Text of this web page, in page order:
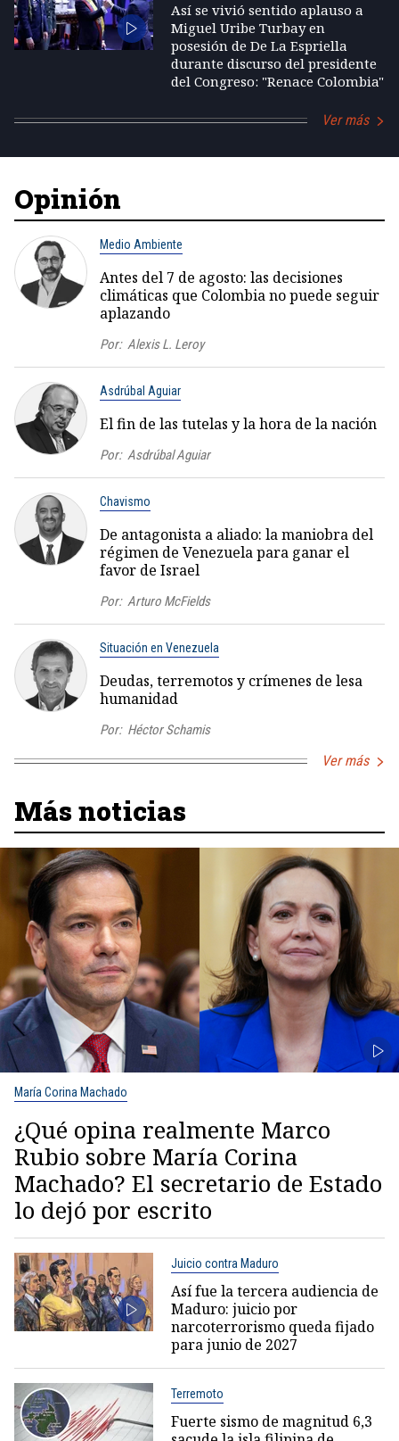
Así se vivió sentido aplauso a
Miguel Uribe Turbay en
posesión de De La Espriella
durante discurso del presidente
del Congreso: "Renace Colombia"
Ver más
Opinión
Medio Ambiente
Antes del 7 de agosto: las decisiones
climáticas que Colombia no puede seguir
aplazando
Por: Alexis L. Leroy
Asdrúbal Aguiar
El fin de las tutelas y la hora de la nación
Por: Asdrúbal Aguiar
Chavismo
De antagonista a aliado: la maniobra del
régimen de Venezuela para ganar el
favor de Israel
Por: Arturo McFields
Situación en Venezuela
Deudas, terremotos y crímenes de lesa
humanidad
Por: Héctor Schamis
Ver más
Más noticias
María Corina Machado
¿Qué opina realmente Marco
Rubio sobre María Corina
Machado? El secretario de Estado
lo dejó por escrito
Juicio contra Maduro
Así fue la tercera audiencia de
Maduro: juicio por
narcoterrorismo queda fijado
para junio de 2027
Terremoto
Fuerte sismo de magnitud 6,3